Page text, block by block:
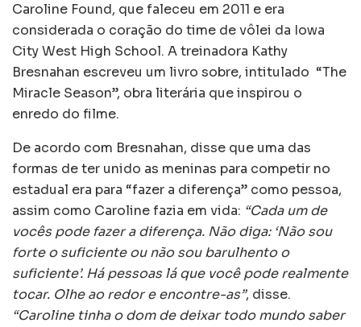
Caroline Found, que faleceu em 2011 e era
considerada o coração do time de vôlei da Iowa
City West High School. A treinadora Kathy
Bresnahan escreveu um livro sobre, intitulado “The
Miracle Season”, obra literária que inspirou o
enredo do filme.
De acordo com Bresnahan, disse que uma das
formas de ter unido as meninas para competir no
estadual era para “fazer a diferença” como pessoa,
assim como Caroline fazia em vida: “Cada um de
vocês pode fazer a diferença. Não diga: ‘Não sou
forte o suficiente ou não sou barulhento o
suficiente’. Há pessoas lá que você pode realmente
tocar. Olhe ao redor e encontre-as”, disse.
“Caroline tinha o dom de deixar todo mundo saber